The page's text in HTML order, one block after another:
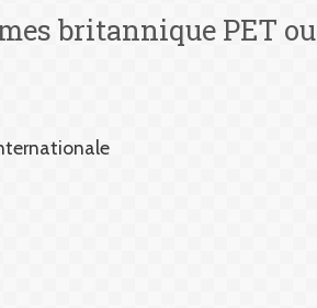
britannique PET ou